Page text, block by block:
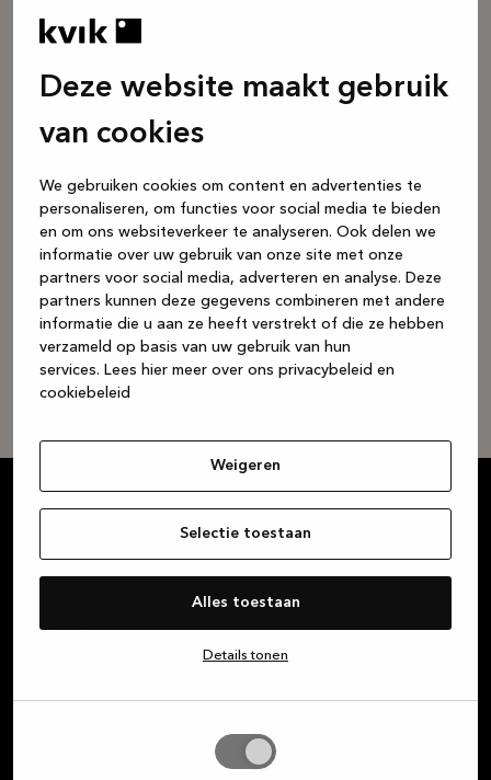
Deze website maakt gebruik
van cookies
We gebruiken cookies om content en advertenties te
personaliseren, om functies voor social media te bieden
en om ons websiteverkeer te analyseren. Ook delen we
informatie over uw gebruik van onze site met onze
partners voor social media, adverteren en analyse. Deze
partners kunnen deze gegevens combineren met andere
informatie die u aan ze heeft verstrekt of die ze hebben
verzameld op basis van uw gebruik van hun
services. Lees hier meer over ons privacybeleid en
cookiebeleid
Weigeren
Selectie toestaan
Alles toestaan
Details tonen
Boek een gratis en
vrijblijvend gesprek met je
plaatselijke winkel
We hebben tijd in de agenda wanneer het jou uitkomt
Wij vinden dat een keuken kopen net zo leuk moet
zijn als het leven in die keuken. Alle maaltijden die je
klaarmaakt, de gesprekken met vrienden bij een glas
wijn, het huiswerk dat de kinderen aan tafel maken,
partner voor prachtige, hoogwaardige Deense
designproducten in duurzame materialen, of je nu op